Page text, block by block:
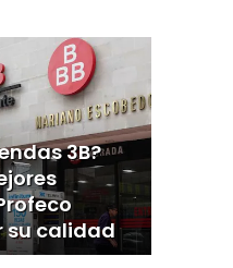
3B?
su calidad